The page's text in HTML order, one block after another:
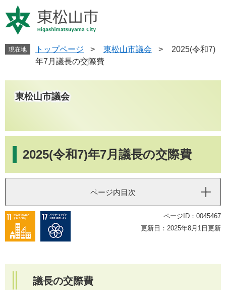
ー
ジ
す
ニ
ュ
し
現在地 トップページ > 東松山市議会 >
2025(令和7)
年7月議長の交際費
東松山市議会
2025(令和7)年7月議長の交際費
ページ内目次
ページID：0045467
更新日：2025年8月1日更新
議長の交際費